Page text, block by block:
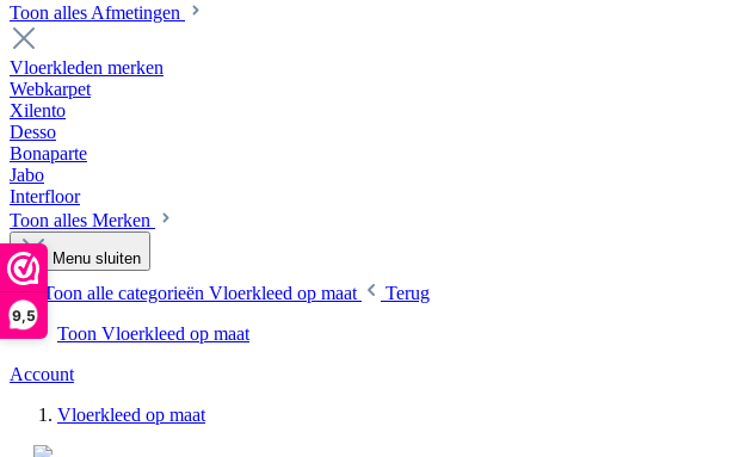
9,5
Toon alles Afmetingen
Vloerkleden merken
Webkarpet
Xilento
Desso
Bonaparte
Jabo
Interfloor
Toon alles Merken
Menu sluiten
Toon alle categorieën Vloerkleed op maat
Terug
Toon Vloerkleed op maat
Account
Vloerkleed op maat